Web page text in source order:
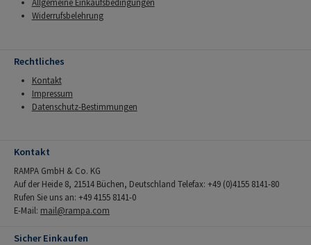
Allgemeine Einkaufsbedingungen
Widerrufsbelehrung
Rechtliches
Kontakt
Impressum
Datenschutz-Bestimmungen
Kontakt
RAMPA GmbH & Co. KG
Auf der Heide 8, 21514 Büchen, Deutschland Telefax: +49 (0)4155 8141-80
Rufen Sie uns an: +49 4155 8141-0
E-Mail: mail@rampa.com
Sicher Einkaufen